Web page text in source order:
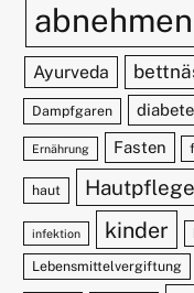
abnehmen
Ayurveda
Dampfgaren
Ernährung Fasten
haut Hautpflege
infektion kinder
Lebensmittelvergiftung